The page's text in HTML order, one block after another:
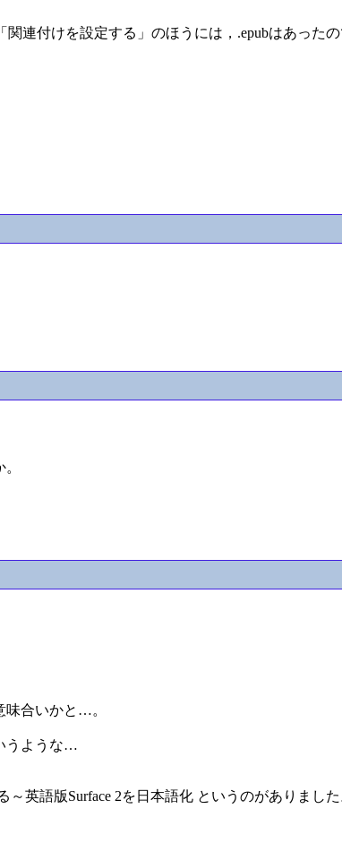
連付けを設定する」のほうには，.epubはあったの
味合いかと…。
うような…
英語版Surface 2を日本語化 というのがありました